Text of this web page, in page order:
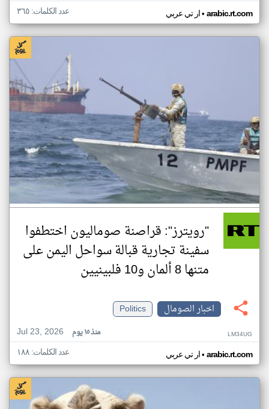
ار تي عربي• arabic.rt.com عدد الكلمات: ٣٦٥
"رويترز": قراصنة صوماليون اختطفوا
سفينة تجارية قبالة سواحل اليمن على
متنها 8 ألمان و10 فلبينيين
اخبار الصومال
Politics
Jul 23, 2026
منذ ١٥ يوم LM34UG
ار تي عربي• arabic.rt.com عدد الكلمات: ١٨٨